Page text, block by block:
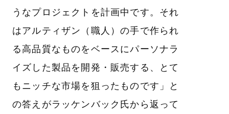
うなプロジェクトを計画中です。それ
はアルティザン（職人）の手で作られ
る高品質なものをベースにパーソナラ
イズした製品を開発・販売する、とて
もニッチな市場を狙ったものです」と
の答えがラッケンバック氏から返って